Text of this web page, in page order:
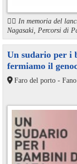
🏳️‍🌈 In memoria del
Nagasaki, Percorsi di
Un sudario per i
fermiamo il
Faro del porto -